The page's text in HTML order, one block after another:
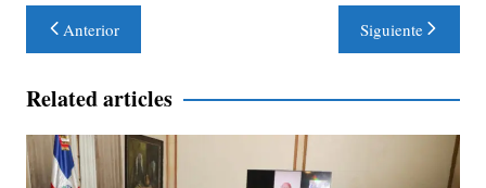
Navegación
de
entradas
Anterior Siguiente
Related articles